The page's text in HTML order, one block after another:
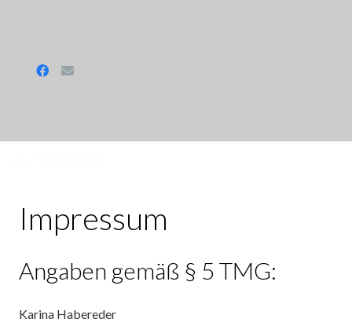
Impressum
Angaben gemäß § 5 TMG:
Karina Habereder